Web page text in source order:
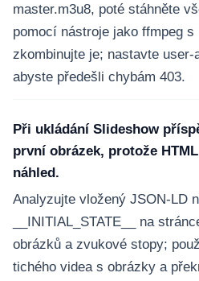
master.m3u8, poté stáhněte
pomocí nástroje jako ffmpeg
zkombinujte je; nastavte user-
abyste předešli chybám 403.
Při ukládání Slideshow
první obrázek, protože
náhled.
Analyzujte vložený JSON-LD
__INITIAL_STATE__ na
obrázků a zvukové stopy;
tichého videa s obrázky a